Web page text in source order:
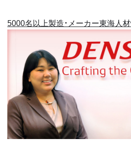
5000名以上製造・メーカー東海人